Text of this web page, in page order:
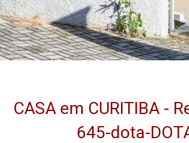
CASA em CURITIBA -
645-dota-